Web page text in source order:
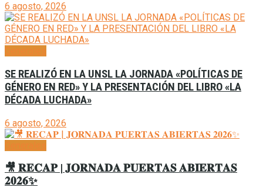
6 agosto, 2026
SE REALIZÓ EN LA UNSL LA JORNADA «POLÍTICAS DE
GÉNERO EN RED» Y LA PRESENTACIÓN DEL LIBRO «LA
DÉCADA LUCHADA»
6 agosto, 2026
🎥 𝐑𝐄𝐂𝐀𝐏 | 𝐉𝐎𝐑𝐍𝐀𝐃𝐀 𝐏𝐔𝐄𝐑𝐓𝐀𝐒 𝐀𝐁𝐈𝐄𝐑𝐓𝐀𝐒
𝟐𝟎𝟐𝟔✨